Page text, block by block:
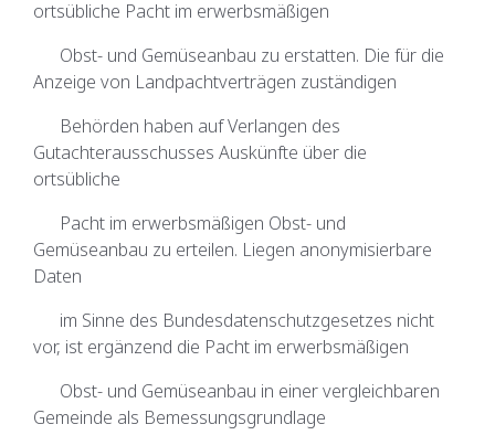
ortsübliche Pacht im erwerbsmäßigen
Obst- und Gemüseanbau zu erstatten. Die für die
Anzeige von Landpachtverträgen zuständigen
Behörden haben auf Verlangen des
Gutachterausschusses Auskünfte über die
ortsübliche
Pacht im erwerbsmäßigen Obst- und
Gemüseanbau zu erteilen. Liegen anonymisierbare
Daten
im Sinne des Bundesdatenschutzgesetzes nicht
vor, ist ergänzend die Pacht im erwerbsmäßigen
Obst- und Gemüseanbau in einer vergleichbaren
Gemeinde als Bemessungsgrundlage